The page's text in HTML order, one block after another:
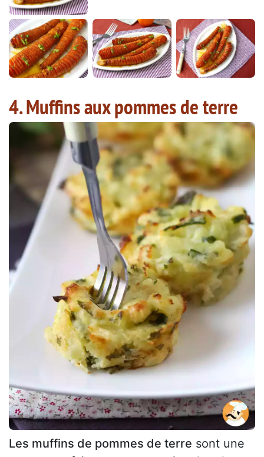
4. Muffins aux pommes de terre
Les muffins de pommes de terre sont une